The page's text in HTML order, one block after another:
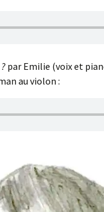
par Emilie (voix et
au violon :